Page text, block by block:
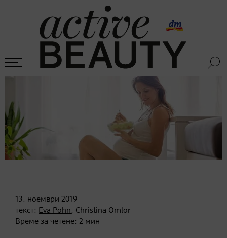
13. ноември 2019
текст: Eva Pohn, Christina Omlor
Време за четене: 2 мин